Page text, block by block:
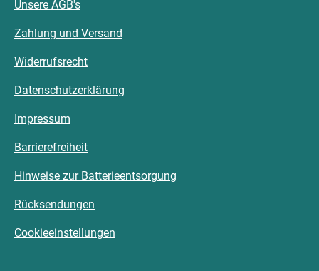
Unsere AGB's
Zahlung und Versand
Widerrufsrecht
Datenschutzerklärung
Impressum
Barrierefreiheit
Hinweise zur Batterieentsorgung
Rücksendungen
Cookieeinstellungen